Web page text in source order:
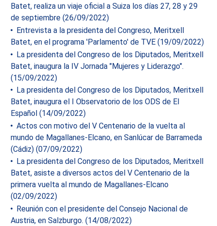
Batet, realiza un viaje oficial a Suiza los días 27, 28 y 29
de septiembre (26/09/2022)
Entrevista a la presidenta del Congreso, Meritxell
Batet, en el programa 'Parlamento' de TVE (19/09/2022)
La presidenta del Congreso de los Diputados, Meritxell
Batet, inaugura la IV Jornada "Mujeres y Liderazgo".
(15/09/2022)
La presidenta del Congreso de los Diputados, Meritxell
Batet, inaugura el I Observatorio de los ODS de El
Español (14/09/2022)
Actos con motivo del V Centenario de la vuelta al
mundo de Magallanes-Elcano, en Sanlúcar de Barrameda
(Cádiz) (07/09/2022)
La presidenta del Congreso de los Diputados, Meritxell
Batet, asiste a diversos actos del V Centenario de la
primera vuelta al mundo de Magallanes-Elcano
(02/09/2022)
Reunión con el presidente del Consejo Nacional de
Austria, en Salzburgo. (14/08/2022)